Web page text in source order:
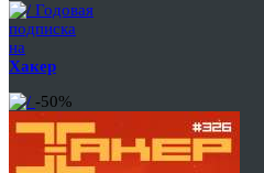
Годовая
подписка
на
Хакер
-50%